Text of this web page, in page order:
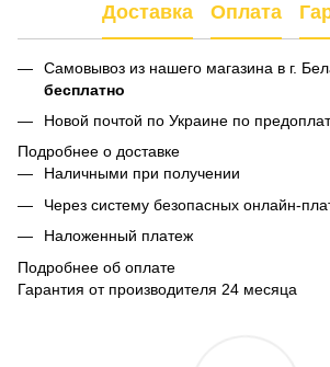
Доставка Оплата
Самовывоз из нашего магазина в г.
бесплатно
Новой почтой по Украине по
Подробнее о доставке
Наличными при получении
Через систему безопасных онлайн-
Наложенный платеж
Подробнее об оплате
Гарантия от производителя 24 месяца